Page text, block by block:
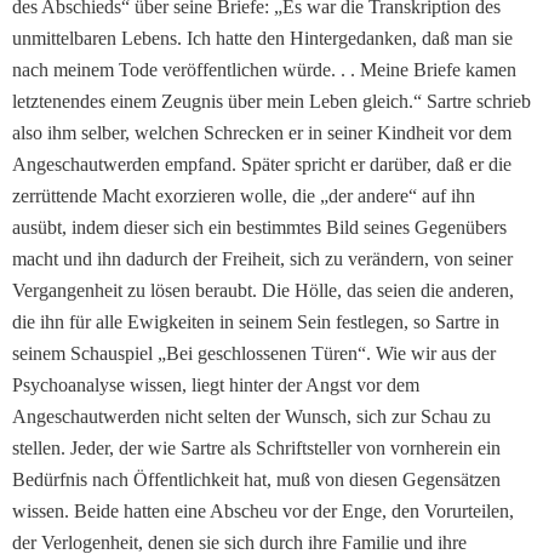
des Abschieds“ über seine Briefe: „Es war die Transkription des
unmittelba­ren Lebens. Ich hatte den Hintergedanken, daß man sie
nach meinem Tode veröffent­lichen würde. . . Meine Briefe kamen
letztenendes einem Zeugnis über mein Leben gleich.“ Sartre schrieb
also ihm selber, welchen Schrecken er in seiner Kindheit vor dem
Angeschautwerden emp­fand. Später spricht er dar­über, daß er die
zerrüttende Macht exorzieren wolle, die „der andere“ auf ihn
ausübt, indem dieser sich ein be­stimmtes Bild seines Gegen­übers
macht und ihn dadurch der Freiheit, sich zu verän­dern, von seiner
Vergangen­heit zu lösen beraubt. Die Hölle, das seien die anderen,
die ihn für alle Ewigkeiten in seinem Sein festlegen, so Sartre in
seinem Schauspiel „Bei geschlossenen Türen“. Wie wir aus der
Psychoana­lyse wissen, liegt hinter der Angst vor dem
Angeschautwerden nicht selten der Wunsch, sich zur Schau zu
stellen. Jeder, der wie Sartre als Schriftsteller von vornher­ein ein
Bedürfnis nach Öffentlichkeit hat, muß von die­sen Gegensätzen
wissen. Beide hatten eine Abscheu vor der Enge, den Vorurtei­len,
der Verlogenheit, denen sie sich durch ihre Familie und ihre